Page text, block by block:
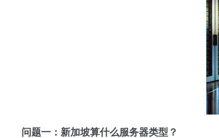
问题一： 新加坡算什么服务器类型 ？